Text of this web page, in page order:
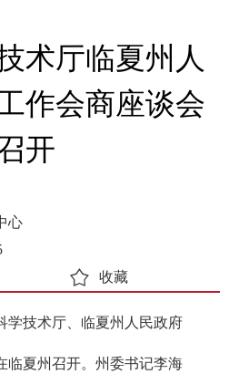
术厅临夏州人
作会商座谈会
开
心
收藏
学技术厅、临夏州人民政府
临夏州召开。州委书记李海